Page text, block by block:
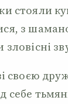
стояли
з
зловісні
своєю
себе